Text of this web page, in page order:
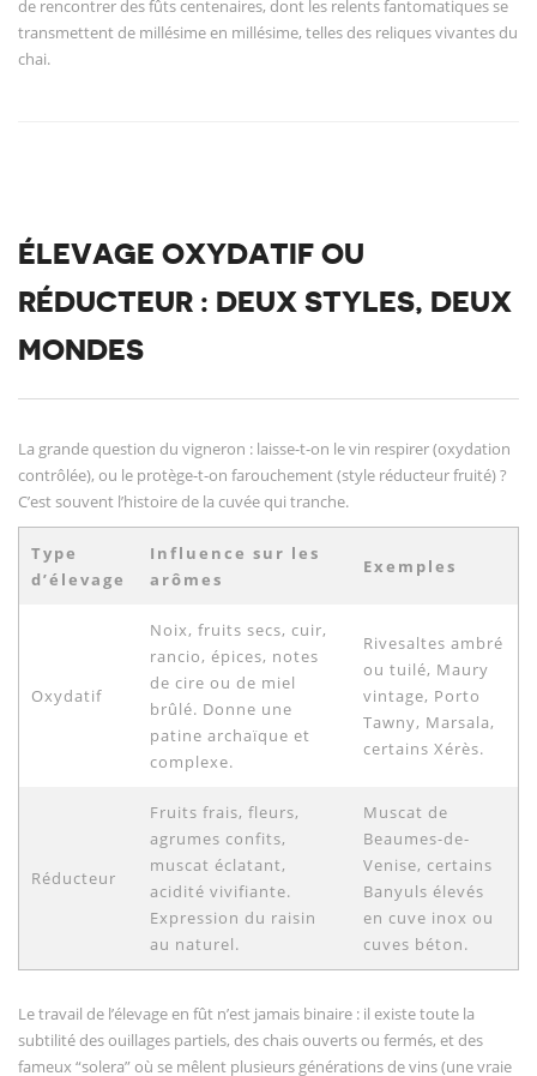
de rencontrer des fûts centenaires, dont les relents fantomatiques se
transmettent de millésime en millésime, telles des reliques vivantes du
chai.
ÉLEVAGE OXYDATIF OU
RÉDUCTEUR : DEUX STYLES, DEUX
MONDES
La grande question du vigneron : laisse-t-on le vin respirer (oxydation
contrôlée), ou le protège-t-on farouchement (style réducteur fruité) ?
C’est souvent l’histoire de la cuvée qui tranche.
Type
d’élevage
Influence sur les
arômes
Exemples
Oxydatif
Noix, fruits secs, cuir,
rancio, épices, notes
de cire ou de miel
brûlé. Donne une
patine archaïque et
complexe.
Rivesaltes ambré
ou tuilé, Maury
vintage, Porto
Tawny, Marsala,
certains Xérès.
Réducteur
Fruits frais, fleurs,
agrumes confits,
muscat éclatant,
acidité vivifiante.
Expression du raisin
au naturel.
Muscat de
Beaumes-de-
Venise, certains
Banyuls élevés
en cuve inox ou
cuves béton.
Le travail de l’élevage en fût n’est jamais binaire : il existe toute la
subtilité des ouillages partiels, des chais ouverts ou fermés, et des
fameux “solera” où se mêlent plusieurs générations de vins (une vraie